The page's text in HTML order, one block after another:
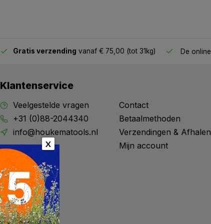
Gratis verzending vanaf € 75,00 (tot 31kg) De online
Klantenservice
Veelgestelde vragen
+31 (0)88-2044340
info@houkematools.nl
Contact
Betaalmethoden
Verzendingen & Afhalen
Mijn account
X